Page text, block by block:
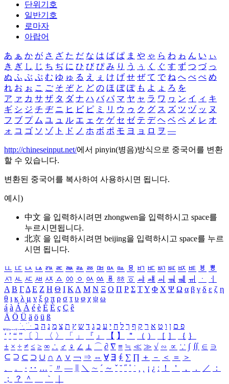
단위기호
일반기호
로마자
아랍어
あ ぁ か が さ ざ た だ な は ば ぱ ま や ゃ ら わ ゎ ん い ぃ
き ぎ し じ ち ぢ に ひ び ぴ み り う ぅ く ぐ す ず つ づ っ
ぬ ふ ぶ ぷ む ゆ ゅ る え ぇ け げ せ ぜ て で ね へ べ ぺ め
れ お ぉ こ ご そ ぞ と ど の ほ ぼ ぽ も よ ょ ろ を
ア ァ カ サ ザ タ ダ ナ ハ バ パ マ ヤ ャ ラ ワ ヮ ン イ ィ キ
ギ シ ジ チ ヂ ニ ヒ ビ ピ ミ リ ウ ゥ ク グ ス ズ ツ ヅ ッ ヌ
フ ブ プ ム ユ ュ ル エ ェ ケ ゲ セ ゼ テ デ ヘ ベ ペ メ レ オ
ォ コ ゴ ソ ゾ ト ド ノ ホ ボ ポ モ ヨ ョ ロ ヲ ―
http://chineseinput.net/에서 pinyin(병음)방식으로 중국어를 변환
할 수 있습니다.
변환된 중국어를 복사하여 사용하시면 됩니다.
예시)
中文 을 입력하시려면 zhongwen을 입력하시고 space를
누르시면됩니다.
北京 을 입력하시려면 beijing을 입력하시고 space를 누르
시면 됩니다.
ㅥ ㅦ ㅧ ㅨ ㅩ ㅪ ㅫ ㅬ ㅭ ㅮ ㅯ ㅰ ㅱ ㅲ ㅳ ㅴ ㅵ ㅶ ㅷ ㅸ
ㅹ
ㅺ ㅻ ㅼ ㅽ ㅾ ㅿ ㆀ ㆁ ㆂ ㆃ ㆄ ㆅ ㆆ ㆇ ㆈ ㆉ ㆊ ㆋ ㆌ ㆍ
ㆎ
Α Β ΓΔ Ε Ζ Η Θ Ι ΚΛ Μ Ν Ξ Ο Π Ρ Σ ΤΥ Φ Χ Ψ Ω α β γ δ ε ζ η
θ ι κ λ μ ν ξ ο π ρ σ τ υ φ χ ψ ω
á à Á À é è É È ç Ç ê
Ä Ö Ü ä ö ü ß
ִֶֹ ֻּ ׁׂ פ ם ן ו ט א ר ק ף ך ל ח י ע כ ג ד ש ץ ת צ מ נ ה ב
‘ ’ “ ” 〔 〕 〈 〉 「 」 『 』 【 】 ＂ （ ） ［ ］ ｛ ｝
± × ÷ ≠ ≤ ≥ ∞ ∴ ♂ ♀ ∠ ⊥ ⌒ ∂ ∇ ≡ ≒ ≪ ≫ √ ∽ ∝ ∵ ∫ ∬ ∈ ∋
⊆ ⊇ ⊂ ⊃ ∪ ∩ ∧ ∨ ￢ ⇒ ⇔ ∀ ∃ ∮ ∑ ∏ ＋ － ＜ ＝
＞
、
。 · ‥ … ¨ 〃 ― ＼ ∼ ´ ～ ˇ ˘ ˝ ˚ ˙ ¸ ¡ ¿ ː ！ ＇ ， ． ／
：
；
？ ＾ ｀